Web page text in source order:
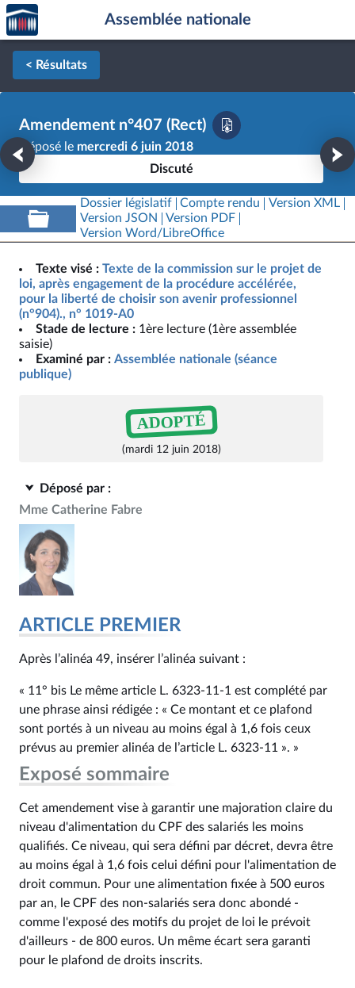
Aller au contenu
Aller en bas de la page
Accèder
à la
page
d'accueil
Assemblée nationale
< Résultats
Amendement n°407 (Rect)
Déposé le mercredi 6 juin 2018
Discuté
Dossier législatif Compte rendu
Version XML
Version JSON
Version PDF
Version Word/LibreOffice
Texte visé : Texte de la commission sur le projet de
loi, après engagement de la procédure accélérée,
pour la liberté de choisir son avenir professionnel
(n°904)., n° 1019-A0
Stade de lecture : 1ère lecture (1ère assemblée
saisie)
Examiné par : Assemblée nationale (séance
publique)
ADOPTÉ
(mardi 12 juin 2018)
Déposé par :
Mme Catherine Fabre
ARTICLE PREMIER
Après l’alinéa 49, insérer l’alinéa suivant :
« 11° bis Le même article L. 6323‑11‑1 est complété par
une phrase ainsi rédigée : « Ce montant et ce plafond
sont portés à un niveau au moins égal à 1,6 fois ceux
prévus au premier alinéa de l’article L. 6323‑11 ». »
Exposé sommaire
Cet amendement vise à garantir une majoration claire du
niveau d'alimentation du CPF des salariés les moins
qualifiés. Ce niveau, qui sera défini par décret, devra être
au moins égal à 1,6 fois celui défini pour l'alimentation de
droit commun. Pour une alimentation fixée à 500 euros
par an, le CPF des non-salariés sera donc abondé -
comme l'exposé des motifs du projet de loi le prévoit
d'ailleurs - de 800 euros. Un même écart sera garanti
pour le plafond de droits inscrits.